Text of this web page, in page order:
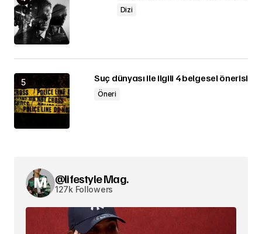
Dizi
Suç dünyası ile ilgili 4 belgesel önerisi
Öneri
@lifestyle Mag.
127k Followers